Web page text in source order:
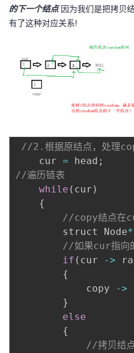
的下一个结点因为我们是把拷贝
有了这种对应关系!
//2.根据原结点，处理
    cur
= head ;
//遍历链表
while ( cur )
{
//copy结点在
        struct Node
*
//如果cur指向
if ( cur ->
{
            copy
->
}
else
{
//拷贝结